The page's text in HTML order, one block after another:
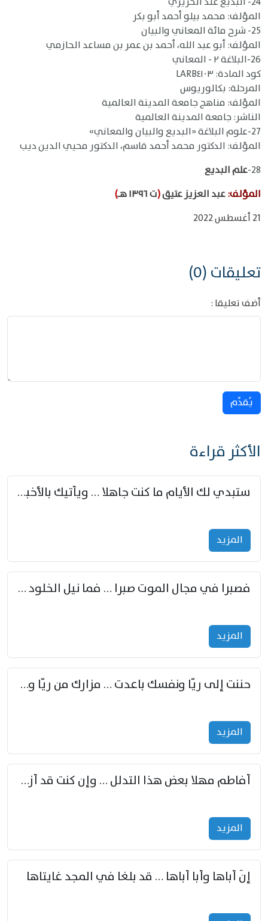
المؤلف: محمد بيلو أحمد أبو بكر
25- شرح مائة المعاني والبيان
المؤلف: أبو عبد الله، أحمد بن عمر بن مساعد الحازمي
26-البلاغة ٢ - المعاني
كود المادة: LARB٤١٠٣
المرحلة: بكالوريوس
المؤلف: مناهج جامعة المدينة العالمية
الناشر: جامعة المدينة العالمية
27-علوم البلاغة «البديع والبيان والمعاني»
المؤلف: الدكتور محمد أحمد قاسم، الدكتور محيي الدين ديب
28- علم البديع
المؤلف:عبد العزيز عتيق(ت ١٣٩٦ هـ
)
21 أغسطس 2022
تعليقات (0)
أضف تعليقا :
يُقدِّم
الأكثر قراءة
ستبدي لك الأيام ما كنت جاهلا … ويأتيك بالأخبار من لم تزوّد
المزید
فصبرا في مجال الموت صبرا … فما نيل الخلود بمستطاع
المزید
حننت إلى ريّا ونفسك باعدت … مزارك من ريّا وشعباكما معا
المزید
أفاطم مهلا بعض هذا التدلل … وإن كنت قد أزمعت صرمي فأجملي
المزید
إنّ أباها وأبا أباها … قد بلغا في المجد غايتاها